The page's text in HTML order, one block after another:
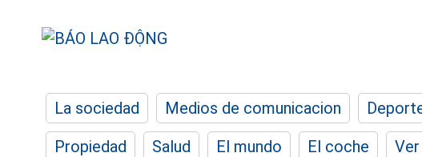
La sociedad Medios de comunicacion
Propiedad
Salud El mundo El coche